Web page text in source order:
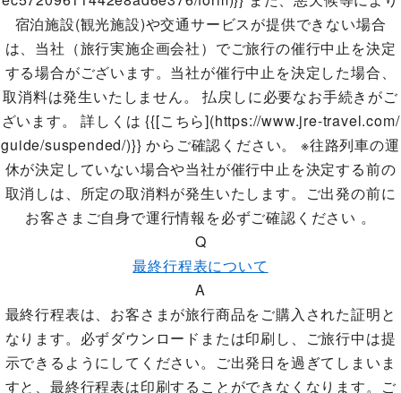
宿泊施設(観光施設)や交通サービスが提供できない場合
は、当社（旅行実施企画会社）でご旅行の催行中止を決定
する場合がございます。当社が催行中止を決定した場合、
取消料は発生いたしません。 払戻しに必要なお手続きがご
ざいます。 詳しくは {{[こちら](https://www.jre-travel.com/
guide/suspended/)}} からご確認ください。 ※往路列車の運
休が決定していない場合や当社が催行中止を決定する前の
取消しは、所定の取消料が発生いたします。ご出発の前に
お客さまご自身で運行情報を必ずご確認ください 。
Q
最終行程表について
A
最終行程表は、お客さまが旅行商品をご購入された証明と
なります。必ずダウンロードまたは印刷し、ご旅行中は提
示できるようにしてください。ご出発日を過ぎてしまいま
すと、最終行程表は印刷することができなくなります。ご